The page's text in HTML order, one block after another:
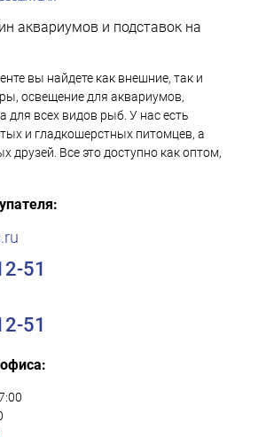
аквариумов и подставок на
вы найдете как внешние, так и
освещение для аквариумов,
для всех видов рыб. У нас есть
и гладкошерстных питомцев, а
друзей. Все это доступно как оптом,
51
51